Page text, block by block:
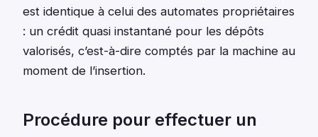
est identique à celui des automates propriétaires
: un crédit quasi instantané pour les dépôts
valorisés, c’est-à-dire comptés par la machine au
moment de l’insertion.
Procédure pour effectuer un